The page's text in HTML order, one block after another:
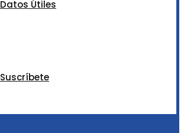
Datos Útiles
Suscríbete